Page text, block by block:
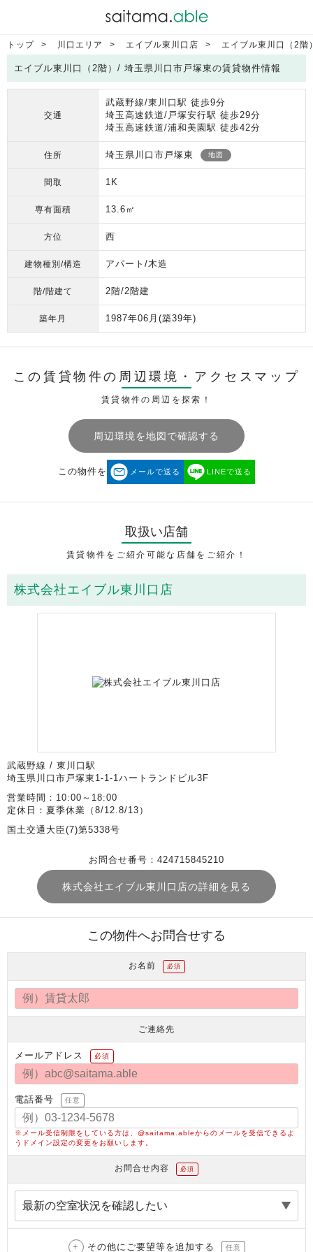
トップ 川口エリア エイブル東川口店 エイブル東川口（2階
エイブル東川口（2階）/ 埼玉県川口市戸塚東の賃貸物件情報
交通
武蔵野線/東川口駅 徒歩9分
埼玉高速鉄道/戸塚安行駅 徒歩29分
埼玉高速鉄道/浦和美園駅 徒歩42分
住所 埼玉県川口市戸塚東 地図
間取 1K
専有面積 13.6㎡
方位 西
建物種別/構造 アパート/木造
階/階建て 2階/2階建
築年月 1987年06月 (築39年)
この賃貸物件の周辺環境・ アクセスマップ
賃貸物件の周辺を探索！
周辺環境を地図で確認する
この物件を メールで送る LINEで送る
取扱い店舗
賃貸物件をご紹介可能な店舗をご紹介！
株式会社エイブル東川口店
武蔵野線 / 東川口駅
埼玉県川口市戸塚東1-1-1ハートランドビル3F
営業時間：10:00～18:00
定休日：夏季休業（8/12.8/13）
国土交通大臣(7)第5338号
お問合せ番号：424715845210
株式会社エイブル東川口店の詳細を見る
この物件へお問合せする
お名前 必須
ご連絡先
メールアドレス 必須
電話番号 任意
※メール受信制限をしている方は、@saitama.ableからのメールを受信できるよ
うドメイン設定の変更をお願いします。
お問合せ内容 必須
その他にご要望等を追加する 任意